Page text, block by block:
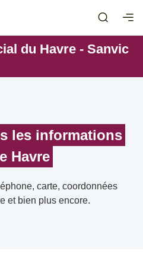
du Havre - Sanvic
les informations
Havre
carte, coordonnées
et bien plus encore.